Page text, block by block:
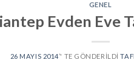
GENEL
Evden Eve
26 MAYIS 2014’' TE GÖNDERILDI